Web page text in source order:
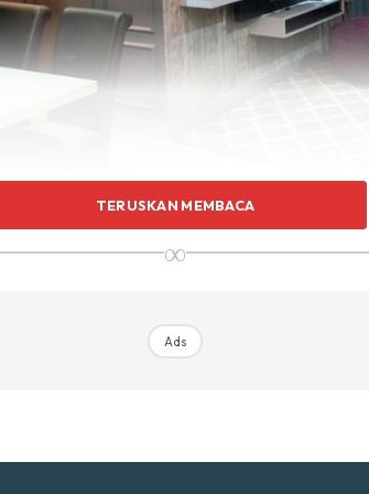
Tip Laman
TERUSKAN MEMBACA
∞
Ads